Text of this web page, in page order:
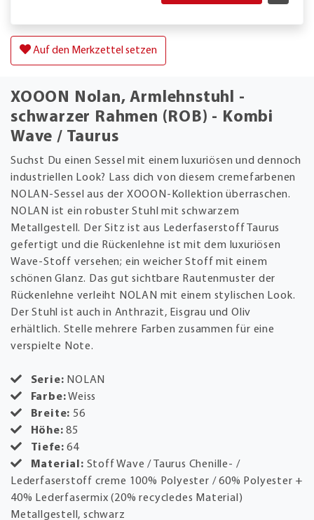
Auf den Merkzettel setzen
XOOON Nolan, Armlehnstuhl -
schwarzer Rahmen (ROB) - Kombi
Wave / Taurus
Suchst Du einen Sessel mit einem luxuriösen und dennoch
industriellen Look? Lass dich von diesem cremefarbenen
NOLAN-Sessel aus der XOOON-Kollektion überraschen.
NOLAN ist ein robuster Stuhl mit schwarzem
Metallgestell. Der Sitz ist aus Lederfaserstoff Taurus
gefertigt und die Rückenlehne ist mit dem luxuriösen
Wave-Stoff versehen; ein weicher Stoff mit einem
schönen Glanz. Das gut sichtbare Rautenmuster der
Rückenlehne verleiht NOLAN mit einem stylischen Look.
Der Stuhl ist auch in Anthrazit, Eisgrau und Oliv
erhältlich. Stelle mehrere Farben zusammen für eine
verspielte Note.
Serie: NOLAN
Farbe: Weiss
Breite: 56
Höhe:85
Tiefe:64
Material: Stoff Wave / Taurus Chenille- /
Lederfaserstoff creme 100% Polyester / 60% Polyester +
40% Lederfasermix (20% recycledes Material)
Metallgestell, schwarz